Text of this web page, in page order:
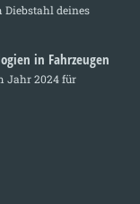
Diebstahl deines
in Fahrzeugen
Jahr 2024 für